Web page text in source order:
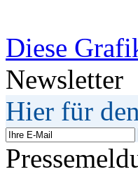
Diese
Newsletter
Hier für den